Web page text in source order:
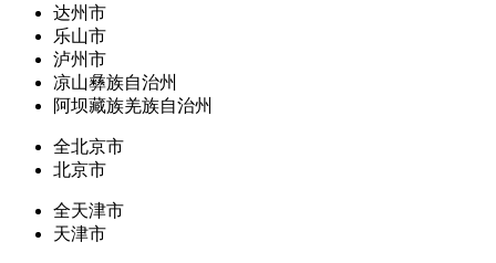
达州市
乐山市
泸州市
凉山彝族自治州
阿坝藏族羌族自治州
全北京市
北京市
全天津市
天津市